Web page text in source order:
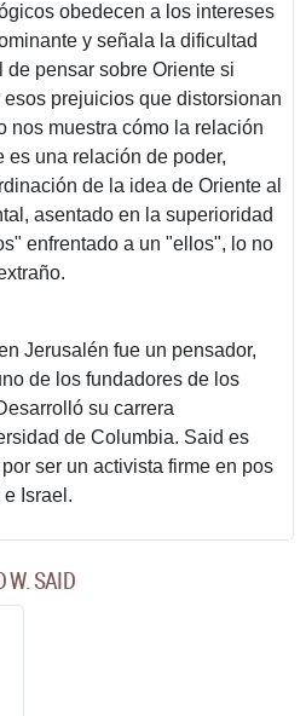
obedecen a los intereses
y señala la dificultad
pensar sobre Oriente si
prejuicios que distorsionan
nos muestra cómo la relación
es una relación de poder,
de la idea de Oriente al
asentado en la superioridad
enfrentado a un "ellos", lo no
Jerusalén fue un pensador,
de los fundadores de los
su carrera
de Columbia. Said es
ser un activista firme en pos
Israel.
W. SAID